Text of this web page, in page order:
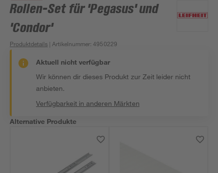
Rollen-Set für 'Pegasus' und
'Condor'
Produktdetails | Artikelnummer:4950229
Aktuell nicht verfügbar
Wir können dir dieses Produkt zur Zeit leider nicht
anbieten.
Verfügbarkeit in anderen Märkten
Alternative Produkte